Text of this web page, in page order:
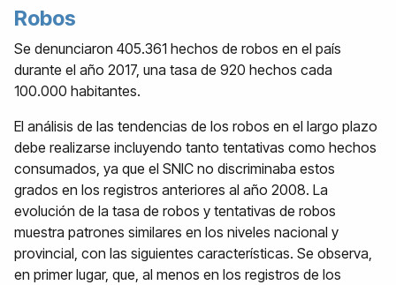
Robos
Se denunciaron 405.361 hechos de robos en el país
durante el año 2017, una tasa de 920 hechos cada
100.000 habitantes.
El análisis de las tendencias de los robos en el largo plazo
debe realizarse incluyendo tanto tentativas como hechos
consumados, ya que el SNIC no discriminaba estos
grados en los registros anteriores al año 2008. La
evolución de la tasa de robos y tentativas de robos
muestra patrones similares en los niveles nacional y
provincial, con las siguientes características. Se observa,
en primer lugar, que, al menos en los registros de los